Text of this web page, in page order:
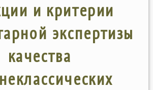
и критерии
экспертизы
качества